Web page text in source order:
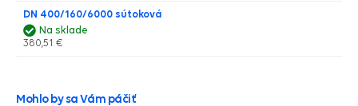
DN 400/160/6000 sútoková
Na sklade
380,51 €
Mohlo by sa Vám páčiť